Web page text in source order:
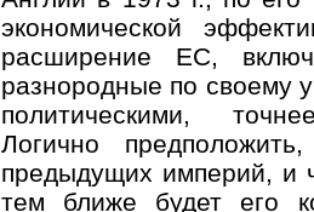
экономической
расширение ЕС,
разнородные по своему
политическими,
Логично
предыдущих империй, и
тем ближе будет его